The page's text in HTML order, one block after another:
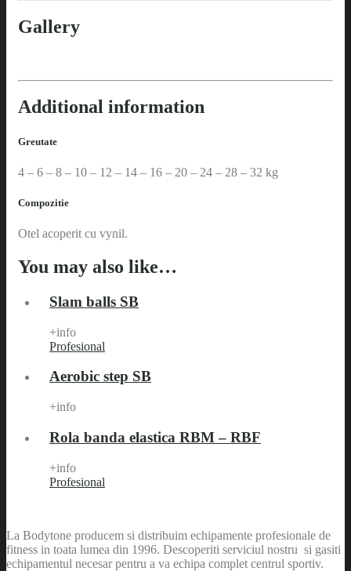
Gallery
Additional information
Greutate
4 – 6 – 8 – 10 – 12 – 14 – 16 – 20 – 24 – 28 – 32 kg
Compozitie
Otel acoperit cu vynil.
You may also like…
Slam balls SB
+info
Profesional
Aerobic step SB
+info
Rola banda elastica RBM – RBF
+info
Profesional
La Bodytone producem si distribuim echipamente profesionale de
fitness in toata lumea din 1996. Descoperiti serviciul nostru si gasiti
echipamentul necesar pentru a va echipa complet centrul sportiv.